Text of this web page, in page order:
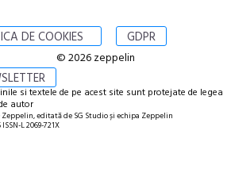
DE COOKIES GDPR
© 2026 zeppelin
si textele de pe acest site sunt protejate de legea
autor
editată de SG Studio și echipa Zeppelin
ISSN-L 2069-721X